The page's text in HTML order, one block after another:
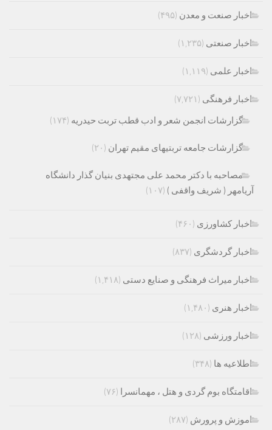
اخبار صنعت و معدن (۴۹۵)
اخبار صنعتی (۱,۲۳۵)
اخبار علمی (۱,۱۱۹)
اخبار فرهنگی (۷,۷۲۱)
گزارشات انجمن شعر و ادب قطب تربت حیدریه (۱۷۴)
گزارشات جامعه تربتیهای مقیم تهران (۲۰)
مصاحبه با دکتر محمد علی مجتهدی بنیان گذار دانشگاه
آریامهر ( شریف واقفی ) (۱۰۷)
اخبار کشاورزی (۴۶۰)
اخبار گردشگری (۸۳۷)
اخبار میراث فرهنگی و صنایع دستی (۱,۴۱۸)
اخبار هنری (۱,۴۸۰)
اخبار ورزشی (۱۲۸)
اطلاعیه ها (۳۴۸)
اقامتگاه بوم گردی و هتل ، مهمانسرا (۷۶)
اموزش و پرورش (۲۸۷)